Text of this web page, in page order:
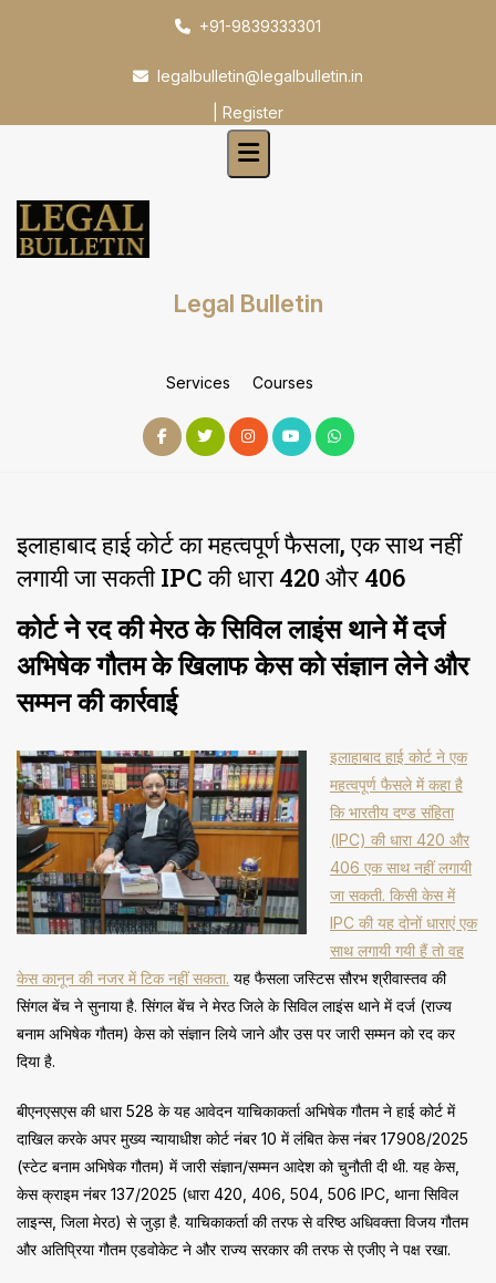
+91-9839333301
legalbulletin@legalbulletin.in
Register
Legal Bulletin
Services Courses
इलाहाबाद हाई कोर्ट का महत्वपूर्ण फैसला, एक साथ नहीं
लगायी जा सकती IPC की धारा 420 और 406
कोर्ट ने रद की मेरठ के सिविल लाइंस थाने में दर्ज
अभिषेक गौतम के खिलाफ केस को संज्ञान लेने और
सम्मन की कार्रवाई
इलाहाबाद हाई कोर्ट ने एक
महत्वपूर्ण फैसले में कहा है
कि भारतीय दण्ड संहिता
(IPC) की धारा 420 और
406 एक साथ नहीं लगायी
जा सकती. किसी केस में
IPC की यह दोनों धाराएं एक
साथ लगायी गयी हैं तो वह
केस कानून की नजर में टिक नहीं सकता. यह फैसला जस्टिस सौरभ श्रीवास्तव की
सिंगल बेंच ने सुनाया है. सिंगल बेंच ने मेरठ जिले के सिविल लाइंस थाने में दर्ज (राज्य
बनाम अभिषेक गौतम) केस को संज्ञान लिये जाने और उस पर जारी सम्मन को रद कर
दिया है.
बीएनएसएस की धारा 528 के यह आवेदन याचिकाकर्ता अभिषेक गौतम ने हाई कोर्ट में
दाखिल करके अपर मुख्य न्यायाधीश कोर्ट नंबर 10 में लंबित केस नंबर 17908/2025
(स्टेट बनाम अभिषेक गौतम) में जारी संज्ञान/सम्मन आदेश को चुनौती दी थी. यह केस,
केस क्राइम नंबर 137/2025 (धारा 420, 406, 504, 506 IPC, थाना सिविल
लाइन्स, जिला मेरठ) से जुड़ा है. याचिकाकर्ता की तरफ से वरिष्ठ अधिवक्ता विजय गौतम
और अतिप्रिया गौतम एडवोकेट ने और राज्य सरकार की तरफ से एजीए ने पक्ष रखा.